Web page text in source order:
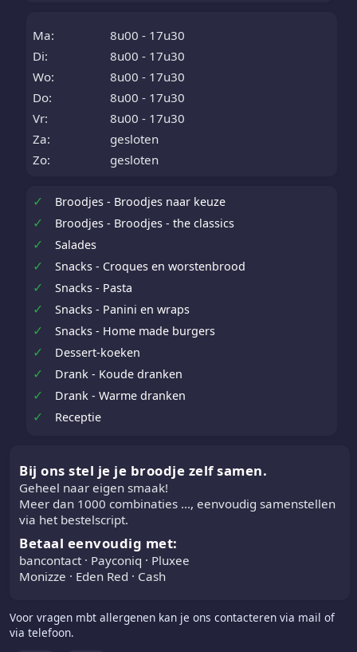
Ma:
8u00 - 17u30
Di:
8u00 - 17u30
Wo:
8u00 - 17u30
Do:
8u00 - 17u30
Vr:
8u00 - 17u30
Za:
gesloten
Zo:
gesloten
✓ Broodjes - Broodjes naar keuze
✓ Broodjes - Broodjes - the classics
✓ Salades
✓ Snacks - Croques en worstenbrood
✓ Snacks - Pasta
✓ Snacks - Panini en wraps
✓ Snacks - Home made burgers
✓ Dessert-koeken
✓ Drank - Koude dranken
✓ Drank - Warme dranken
✓ Receptie
Bij ons stel je je broodje zelf samen.
Geheel naar eigen smaak!
Meer dan 1000 combinaties ..., eenvoudig samenstellen
via het bestelscript.
Betaal eenvoudig met:
bancontact · Payconiq · Pluxee
Monizze · Eden Red · Cash
Voor vragen mbt allergenen kan je ons contacteren via mail of
via telefoon.